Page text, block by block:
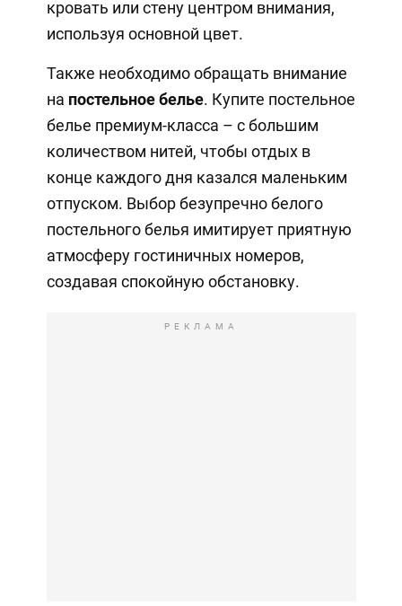
кровать или стену центром внимания,
используя основной цвет.
Также необходимо обращать внимание
на постельное белье. Купите постельное
белье премиум-класса – с большим
количеством нитей, чтобы отдых в
конце каждого дня казался маленьким
отпуском. Выбор безупречно белого
постельного белья имитирует приятную
атмосферу гостиничных номеров,
создавая спокойную обстановку.
РЕКЛАМА